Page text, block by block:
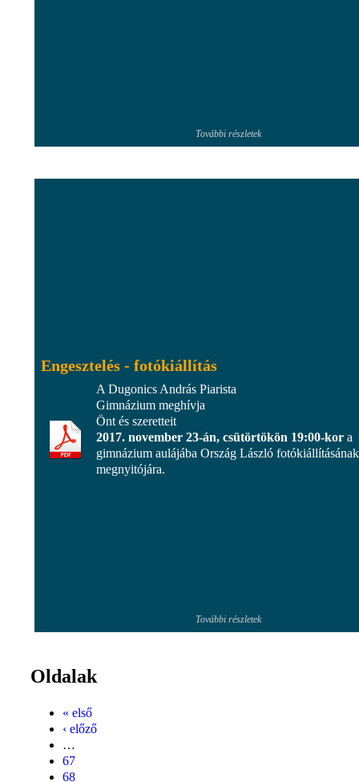
További részletek
Engesztelés - fotókiállítás
A Dugonics András Piarista
Gimnázium meghívja
Önt és szeretteit
2017. november 23-án, csütörtökön 19:00-kor a
gimnázium aulájába Ország László fotókiállításának
megnyitójára.
További részletek
Oldalak
« első
‹ előző
…
67
68